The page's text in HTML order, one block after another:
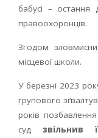
бабусі – остання
правоохоронців.
Згодом
місцевої школи.
У березні 2023
групового
років
суд звільнив